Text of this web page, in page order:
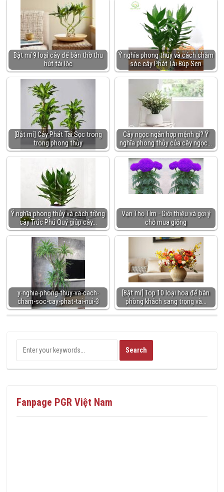
Bật mí 9 loại cây để bàn thờ thu
hút tài lộc
Ý nghĩa phong thủy và cách chăm
sóc cây Phát Tài Búp Sen
[Bật mí] Cây Phát Tài Sọc trong
trong phong thủy
Cây ngọc ngân hợp mệnh gì? Ý
nghĩa phong thủy của cây ngọc…
Ý nghĩa phong thủy và cách trồng
cây Trúc Phú Quý giúp cây…
Vạn Thọ Tím - Giới thiệu và gợi ý
chỗ mua giống
y-nghia-phong-thuy-va-cach-
cham-soc-cay-phat-tai-nui-3
[Bật mí] Top 10 loại hoa để bàn
phòng khách sang trọng và…
Fanpage PGR Việt Nam